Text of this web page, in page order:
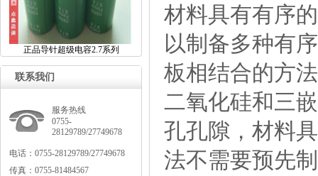
正品导针超级电容2.7系列
联系我们
服务热线
0755-
28129789/27749678
电话：0755-28129789/27749678
传真：0755-81484567
材料具有有序
以制备多种有
板相结合的方
二氧化硅和三
孔孔隙，材料
法不需要预先